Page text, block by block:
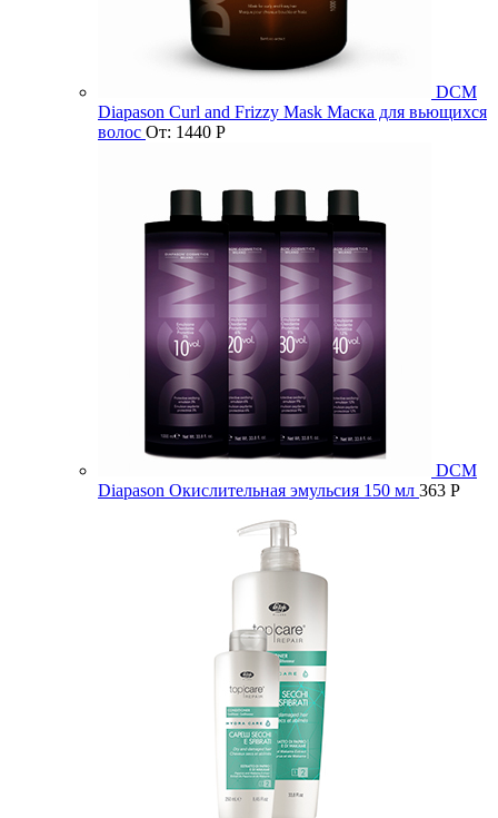
DCM
Diapason Curl and Frizzy Mask Маска для вьющихся
волос От: 1440 Р
DCM
Diapason Окислительная эмульсия 150 мл 363 Р